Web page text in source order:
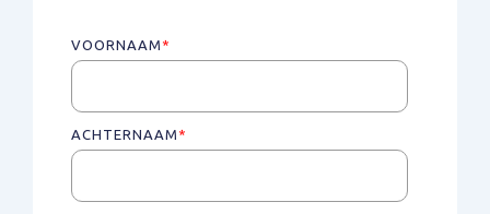
VOORNAAM *
ACHTERNAAM *